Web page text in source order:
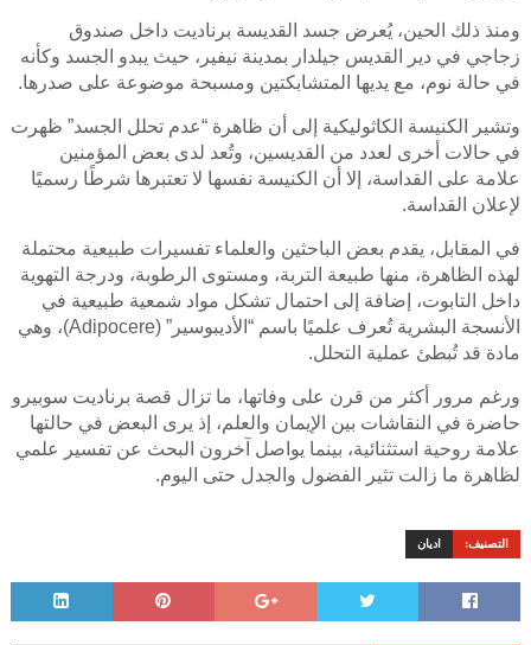
ومنذ ذلك الحين، يُعرض جسد القديسة برناديت داخل صندوق
زجاجي في دير القديس جيلدار بمدينة نيفير، حيث يبدو الجسد وكأنه
في حالة نوم، مع يديها المتشابكتين ومسبحة موضوعة على صدرها.
وتشير الكنيسة الكاثوليكية إلى أن ظاهرة “عدم تحلل الجسد” ظهرت
في حالات أخرى لعدد من القديسين، وتُعد لدى بعض المؤمنين
علامة على القداسة، إلا أن الكنيسة نفسها لا تعتبرها شرطًا رسميًا
لإعلان القداسة.
في المقابل، يقدم بعض الباحثين والعلماء تفسيرات طبيعية محتملة
لهذه الظاهرة، منها طبيعة التربة، ومستوى الرطوبة، ودرجة التهوية
داخل التابوت، إضافة إلى احتمال تشكل مواد شمعية طبيعية في
الأنسجة البشرية تُعرف علميًا باسم “الأديبوسير” (Adipocere)، وهي
مادة قد تُبطئ عملية التحلل.
ورغم مرور أكثر من قرن على وفاتها، ما تزال قصة برناديت سوبيرو
حاضرة في النقاشات بين الإيمان والعلم، إذ يرى البعض في حالتها
علامة روحية استثنائية، بينما يواصل آخرون البحث عن تفسير علمي
لظاهرة ما زالت تثير الفضول والجدل حتى اليوم.
التصنيف: اديان